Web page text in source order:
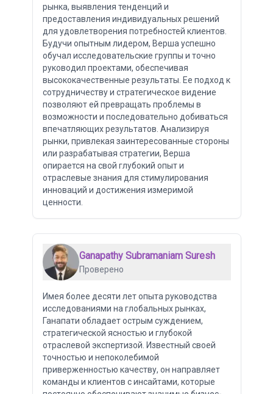
рынка, выявления тенденций и
предоставления индивидуальных решений
для удовлетворения потребностей клиентов.
Будучи опытным лидером, Верша успешно
обучал исследовательские группы и точно
руководил проектами, обеспечивая
высококачественные результаты. Ее подход к
сотрудничеству и стратегическое видение
позволяют ей превращать проблемы в
возможности и последовательно добиваться
впечатляющих результатов. Анализируя
рынки, привлекая заинтересованные стороны
или разрабатывая стратегии, Верша
опирается на свой глубокий опыт и
отраслевые знания для стимулирования
инноваций и достижения измеримой
ценности.
Ganapathy Subramaniam Suresh
Проверено
Имея более десяти лет опыта руководства
исследованиями на глобальных рынках,
Ганапати обладает острым суждением,
стратегической ясностью и глубокой
отраслевой экспертизой. Известный своей
точностью и непоколебимой
приверженностью качеству, он направляет
команды и клиентов с инсайтами, которые